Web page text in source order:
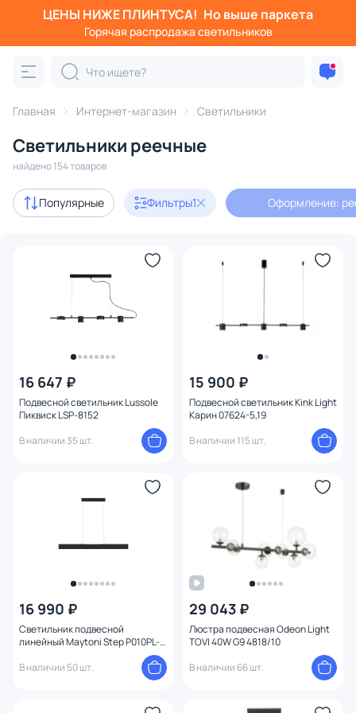
ЦЕНЫ НИЖЕ ПЛИНТУСА! Но выше паркета
Горячая распродажа светильников
Главная Интернет-магазин Светильники
Светильники реечные
найдено 154 товаров
Популярные Фильтры1 Оформление:
16 647 ₽
Подвесной светильник Lussole
Пиквиск LSP-8152
В наличии 35 шт.
15 900 ₽
Подвесной светильник Kink Light
Карин 07624-5,19
В наличии 115 шт.
16 990 ₽
Светильник подвесной
линейный Maytoni Step P010PL-
В наличии 50 шт.
29 043 ₽
Люстра подвесная Odeon Light
TOVI 40W G9 4818/10
В наличии 66 шт.
Фильтры
Категория:
Люстры Подвесные светильники
Акции 21
Цвет
Вид лампы
Тип помещения
Форма
Форма плафона